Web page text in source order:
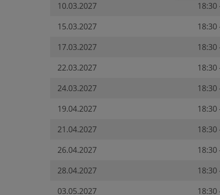
10.03.2027
18:30
15.03.2027
18:30
17.03.2027
18:30
22.03.2027
18:30
24.03.2027
18:30
19.04.2027
18:30
21.04.2027
18:30
26.04.2027
18:30
28.04.2027
18:30
03.05.2027
18:30